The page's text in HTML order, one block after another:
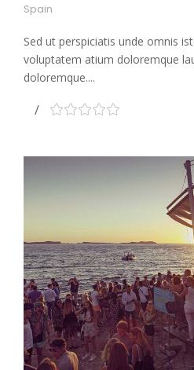
Spain
Sed ut perspiciatis unde omnis
voluptatem atium doloremque
doloremque....